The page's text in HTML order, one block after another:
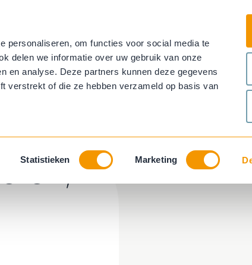
personaliseren, om functies voor social media te
delen we informatie over uw gebruik van onze
en analyse. Deze partners kunnen deze gegevens
verstrekt of die ze hebben verzameld op basis van
Statistieken Marketing
Plan nu je